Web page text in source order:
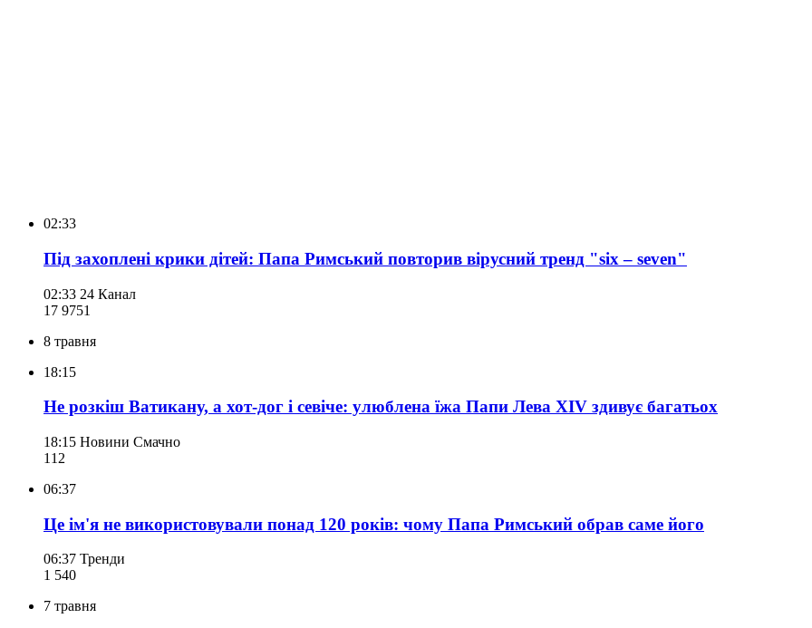
02:33
Під захоплені крики дітей: Папа Римський повторив вірусний тренд "six – seven"
02:33 24 Канал
17 9751
8 травня
18:15
Не розкіш Ватикану, а хот-дог і севіче: улюблена їжа Папи Лева XIV здивує багатьох
18:15 Новини Смачно
112
06:37
Це ім'я не використовували понад 120 років: чому Папа Римський обрав саме його
06:37 Тренди
1 540
7 травня